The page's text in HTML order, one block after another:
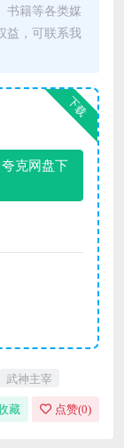
书籍等各类媒
益，可联系我
下载
克网盘下
武神主宰
藏 点赞(0)